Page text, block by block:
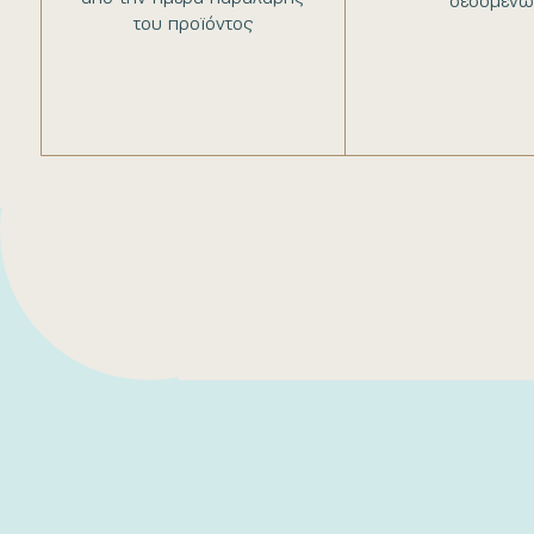
του προϊόντος